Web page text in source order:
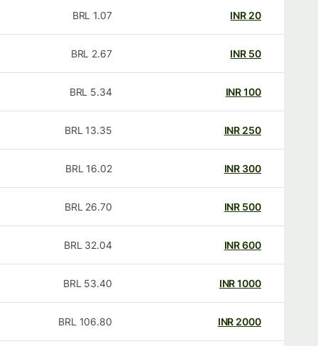
20
INR
1.07
BRL
50
INR
2.67
BRL
100
INR
5.34
BRL
250
INR
13.35
BRL
300
INR
16.02
BRL
500
INR
26.70
BRL
600
INR
32.04
BRL
1000
INR
53.40
BRL
2000
INR
106.80
BRL